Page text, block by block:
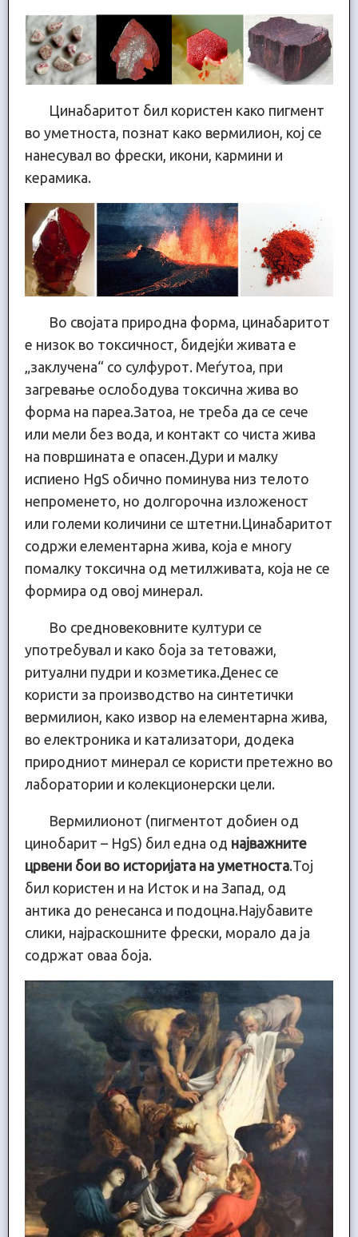
Цинабаритот бил користен како пигмент
во уметноста, познат како вермилион, кој се
нанесувал во фрески, икони, кармини и
керамика.
Во својата природна форма, цинабаритот
е низок во токсичност, бидејќи живата е
„заклучена“ со сулфурот. Меѓутоа, при
загревање ослободува токсична жива во
форма на пареа.Затоа, не треба да се сече
или мели без вода, и контакт со чиста жива
на површината е опасен.Дури и малку
испиено HgS обично поминува низ телото
непроменето, но долгорочна изложеност
или големи количини се штетни.Цинабаритот
содржи елементарна жива, која е многу
помалку токсична од метилживата, која не се
формира од овој минерал.
Во средновековните култури се
употребувал и како боја за тетоважи,
ритуални пудри и козметика.Денес се
користи за производство на синтетички
вермилион, како извор на елементарна жива,
во електроника и катализатори, додека
природниот минерал се користи претежно во
лаборатории и колекционерски цели.
Вермилионот (пигментот добиен од
цинобарит – HgS) бил една од најважните
црвени бои во историјата на уметноста.Тој
бил користен и на Исток и на Запад, од
антика до ренесанса и подоцна.Најубавите
слики, најраскошните фрески, морало да ја
содржат оваа боја.